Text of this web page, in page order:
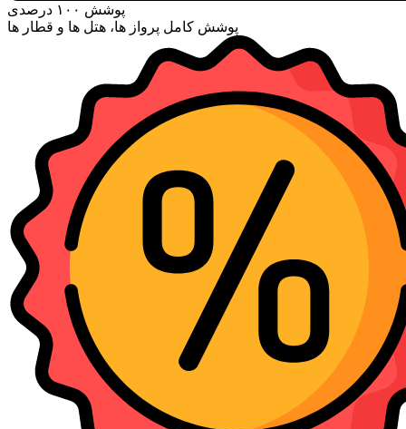
پوشش ۱۰۰ درصدی
پوشش کامل پرواز ها، هتل ها و قطار ها